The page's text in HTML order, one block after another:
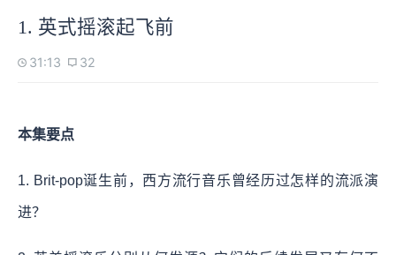
1. 英式摇滚起飞前
31:13 32
本集要点
1. Brit-pop诞生前，西方流行音乐曾经历过怎样的流派演
进？